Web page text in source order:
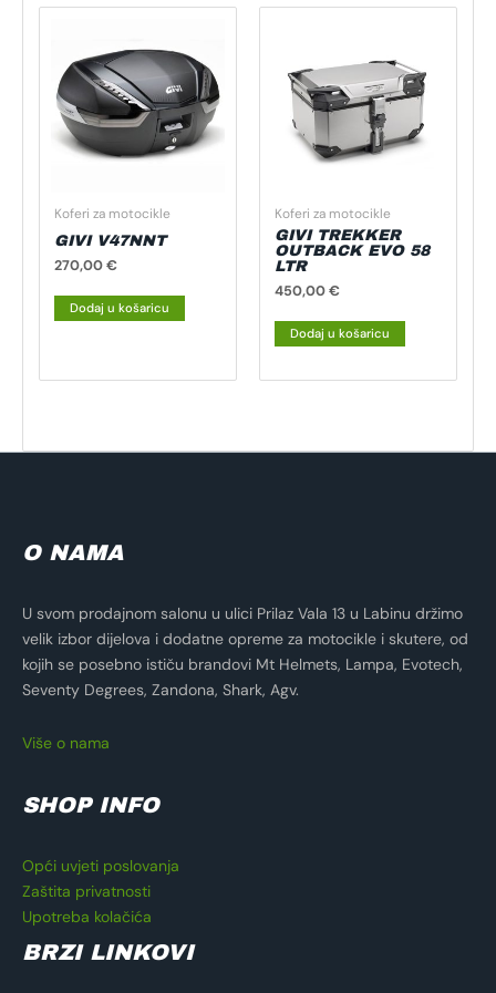
Koferi za motocikle
GIVI V47NNT
270,00€
Dodaj u košaricu
Koferi za motocikle
GIVI TREKKER
OUTBACK EVO 58
LTR
450,00€
Dodaj u košaricu
O NAMA
U svom prodajnom salonu u ulici Prilaz Vala 13 u Labinu držimo
velik izbor dijelova i dodatne opreme za motocikle i skutere, od
kojih se posebno ističu brandovi Mt Helmets, Lampa, Evotech,
Seventy Degrees, Zandona, Shark, Agv.
Više o nama
SHOP INFO
Opći uvjeti poslovanja
Zaštita privatnosti
Upotreba kolačića
BRZI LINKOVI